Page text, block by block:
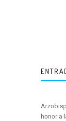
honor a